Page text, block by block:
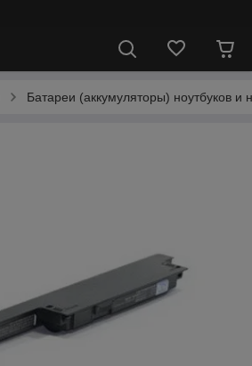
Батареи (аккумуляторы) ноутбуков и